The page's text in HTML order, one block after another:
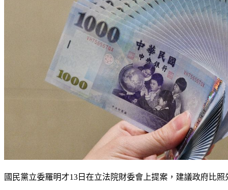
國民黨立委羅明才13日在立法院財委會上提案，建議政府比